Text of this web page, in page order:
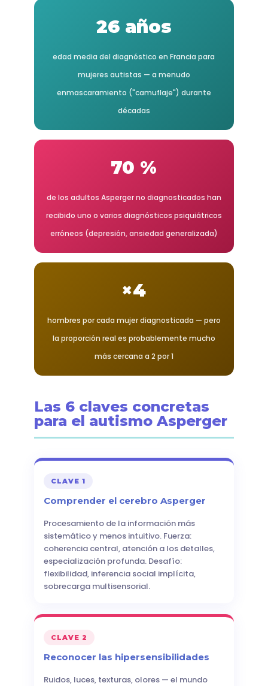
26 años
edad media del diagnóstico en Francia para
mujeres autistas — a menudo
enmascaramiento ("camuflaje") durante
décadas
70 %
de los adultos Asperger no diagnosticados han
recibido uno o varios diagnósticos psiquiátricos
erróneos (depresión, ansiedad generalizada)
×4
hombres por cada mujer diagnosticada — pero
la proporción real es probablemente mucho
más cercana a 2 por 1
Las 6 claves concretas
para el autismo Asperger
CLAVE 1
Comprender el cerebro Asperger
Procesamiento de la información más
sistemático y menos intuitivo. Fuerza:
coherencia central, atención a los detalles,
especialización profunda. Desafío:
flexibilidad, inferencia social implícita,
sobrecarga multisensorial.
CLAVE 2
Reconocer las hipersensibilidades
Ruidos, luces, texturas, olores — el mundo